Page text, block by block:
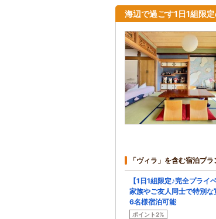
海辺で過ごす1日1組限
「ヴィラ」を含む宿泊プラ
【1日1組限定♪完全プライ
家族やご友人同士で特別
6名様宿泊可能
ポイント2%